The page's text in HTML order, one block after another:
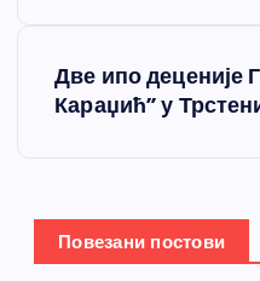
њ
Две ипо деценије
Караџић” у
Повезани постови